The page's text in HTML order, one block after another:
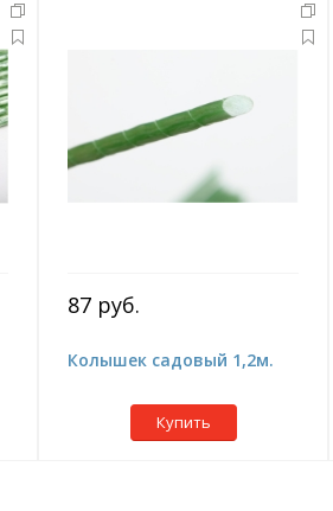
87 руб.
Колышек садовый 1,2м.
Купить